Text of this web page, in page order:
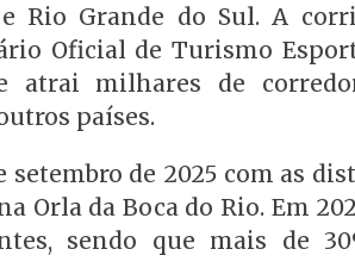
e Rio Grande do Sul. A
Oficial de Turismo
atrai milhares de
países.
setembro de 2025 com as
Orla da Boca do Rio. Em
sendo que mais de